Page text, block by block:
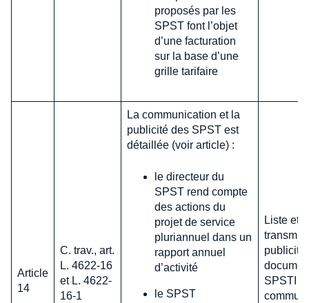
proposés par les
SPST font l’objet
d’une facturation
sur la base d’une
grille tarifaire
Article
14
C. trav., art.
L. 4622-16
et L. 4622-
16-1
La communication et la
publicité des SPST est
détaillée (voir article) :
le directeur du
SPST rend compte
des actions du
projet de service
pluriannuel dans un
rapport annuel
d’activité
le SPST
Liste et
publicité
SPSTI